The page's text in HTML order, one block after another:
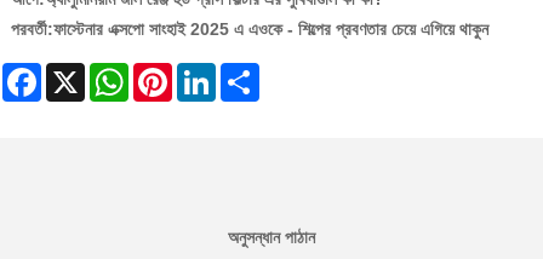
পরবর্তী:ফাস্টেনার এক্সপো সাংহাই 2025 এ এওকে - শিল্পের প্রবণতার চেয়ে এগিয়ে থাকুন
Facebook
X WhatsAppPinterestLinkedIn
অনুসন্ধান পাঠান